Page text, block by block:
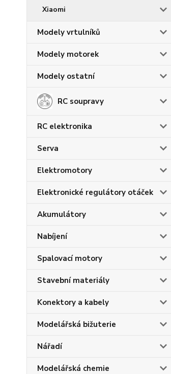
Xiaomi
Modely vrtulníků
Modely motorek
Modely ostatní
RC soupravy
RC elektronika
Serva
Elektromotory
Elektronické regulátory otáček
Akumulátory
Nabíjení
Spalovací motory
Stavební materiály
Konektory a kabely
Modelářská bižuterie
Nářadí
Modelářská chemie